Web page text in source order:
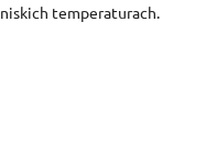
temperaturach.